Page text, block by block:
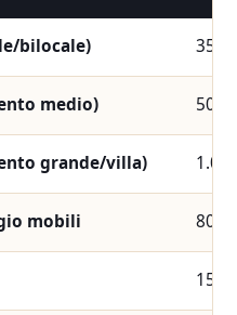
bilocale) 350
medio) 500
grande/villa)
mobili 80 –
150